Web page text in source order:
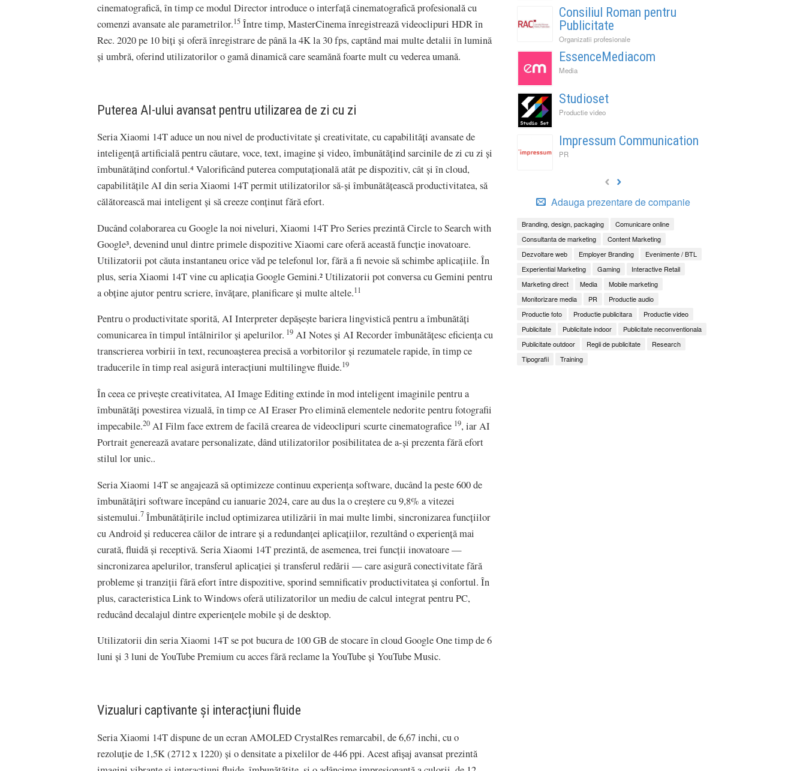
cinematografică, în timp ce modul Director introduce o interfață cinematografică profesională cu
comenzi avansate ale parametrilor.15 Între timp, MasterCinema înregistrează videoclipuri HDR în
Rec. 2020 pe 10 biți și oferă înregistrare de până la 4K la 30 fps, captând mai multe detalii în lumină
și umbră, oferind utilizatorilor o gamă dinamică care seamănă foarte mult cu vederea umană.
Puterea AI-ului avansat pentru utilizarea de zi cu zi
Seria Xiaomi 14T aduce un nou nivel de productivitate și creativitate, cu capabilități avansate de
inteligență artificială pentru căutare, voce, text, imagine și video, îmbunătățind sarcinile de zi cu zi și
îmbunătățind confortul.⁴ Valorificând puterea computațională atât pe dispozitiv, cât și în cloud,
capabilitățile AI din seria Xiaomi 14T permit utilizatorilor să-și îmbunătățească productivitatea, să
călătorească mai inteligent și să creeze conținut fără efort.
Ducând colaborarea cu Google la noi niveluri, Xiaomi 14T Pro Series prezintă Circle to Search with
Google³, devenind unul dintre primele dispozitive Xiaomi care oferă această funcție inovatoare.
Utilizatorii pot căuta instantaneu orice văd pe telefonul lor, fără a fi nevoie să schimbe aplicațiile. În
plus, seria Xiaomi 14T vine cu aplicația Google Gemini.² Utilizatorii pot conversa cu Gemini pentru
a obține ajutor pentru scriere, învățare, planificare și multe altele.11
Pentru o productivitate sporită, AI Interpreter depășește bariera lingvistică pentru a îmbunătăți
comunicarea în timpul întâlnirilor și apelurilor. 19 AI Notes și AI Recorder îmbunătățesc eficiența cu
transcrierea vorbirii în text, recunoașterea precisă a vorbitorilor și rezumatele rapide, în timp ce
traducerile în timp real asigură interacțiuni multilingve fluide.19
În ceea ce privește creativitatea, AI Image Editing extinde în mod inteligent imaginile pentru a
îmbunătăți povestirea vizuală, în timp ce AI Eraser Pro elimină elementele nedorite pentru fotografii
impecabile.20 AI Film face extrem de facilă crearea de videoclipuri scurte cinematografice 19, iar AI
Portrait generează avatare personalizate, dând utilizatorilor posibilitatea de a-și prezenta fără efort
stilul lor unic..
Seria Xiaomi 14T se angajează să optimizeze continuu experiența software, ducând la peste 600 de
îmbunătățiri software începând cu ianuarie 2024, care au dus la o creștere cu 9,8% a vitezei
sistemului.7 Îmbunătățirile includ optimizarea utilizării în mai multe limbi, sincronizarea funcțiilor
cu Android și reducerea căilor de intrare și a redundanței aplicațiilor, rezultând o experiență mai
curată, fluidă și receptivă. Seria Xiaomi 14T prezintă, de asemenea, trei funcții inovatoare —
sincronizarea apelurilor, transferul aplicației și transferul redării — care asigură conectivitate fără
probleme și tranziții fără efort între dispozitive, sporind semnificativ productivitatea și confortul. În
plus, caracteristica Link to Windows oferă utilizatorilor un mediu de calcul integrat pentru PC,
reducând decalajul dintre experiențele mobile și de desktop.
Utilizatorii din seria Xiaomi 14T se pot bucura de 100 GB de stocare în cloud Google One timp de 6
luni și 3 luni de YouTube Premium cu acces fără reclame la YouTube și YouTube Music.
Vizualuri captivante și interacțiuni fluide
Seria Xiaomi 14T dispune de un ecran AMOLED CrystalRes remarcabil, de 6,67 inchi, cu o
rezoluție de 1,5K (2712 x 1220) și o densitate a pixelilor de 446 ppi. Acest afișaj avansat prezintă
Consiliul Roman pentru
Publicitate
Organizatii profesionale
EssenceMediacom
Media
Studioset
Productie video
Impressum Communication
PR
Adauga prezentare de companie
Branding, design, packaging
Comunicare online
Consultanta de marketing
Content Marketing
Dezvoltare web
Employer Branding
Evenimente / BTL
Experiential Marketing
Gaming
Interactive Retail
Marketing direct
Media
Mobile marketing
Monitorizare media
PR
Productie audio
Productie foto
Productie publicitara
Productie video
Publicitate
Publicitate indoor
Publicitate neconventionala
Publicitate outdoor
Regii de publicitate
Research
Tipografii
Training